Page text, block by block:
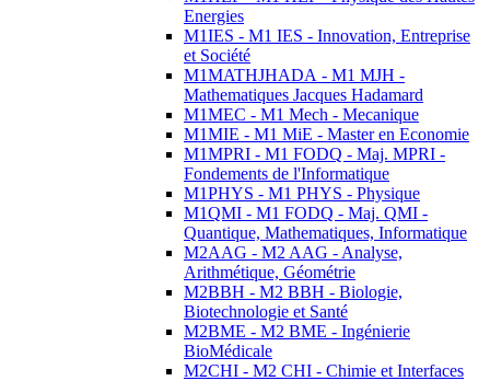
Energies
M1IES - M1 IES - Innovation, Entreprise
et Société
M1MATHJHADA - M1 MJH -
Mathematiques Jacques Hadamard
M1MEC - M1 Mech - Mecanique
M1MIE - M1 MiE - Master en Economie
M1MPRI - M1 FODQ - Maj. MPRI -
Fondements de l'Informatique
M1PHYS - M1 PHYS - Physique
M1QMI - M1 FODQ - Maj. QMI -
Quantique, Mathematiques, Informatique
M2AAG - M2 AAG - Analyse,
Arithmétique, Géométrie
M2BBH - M2 BBH - Biologie,
Biotechnologie et Santé
M2BME - M2 BME - Ingénierie
BioMédicale
M2CHI - M2 CHI - Chimie et Interfaces